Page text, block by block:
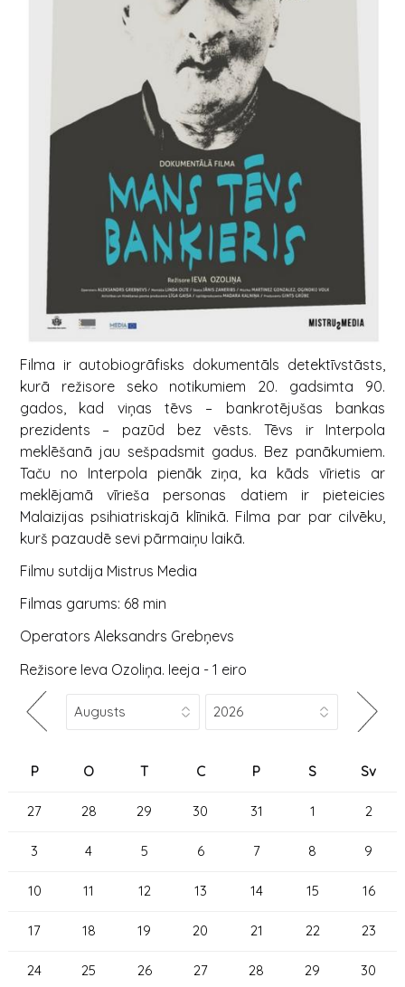
Filma ir autobiogrāfisks dokumentāls detektīvstāsts,
kurā režisore seko notikumiem 20. gadsimta 90.
gados, kad viņas tēvs – bankrotējušas bankas
prezidents – pazūd bez vēsts. Tēvs ir Interpola
meklēšanā jau sešpadsmit gadus. Bez panākumiem.
Taču no Interpola pienāk ziņa, ka kāds vīrietis ar
meklējamā vīrieša personas datiem ir pieteicies
Malaizijas psihiatriskajā klīnikā. Filma par par cilvēku,
kurš pazaudē sevi pārmaiņu laikā.
Filmu sutdija Mistrus Media
Filmas garums: 68 min
Operators Aleksandrs Grebņevs
Režisore Ieva Ozoliņa. Ieeja - 1 eiro
P O T C P S Sv
27 28 29 30 31 1 2
3 4 5 6 7 8 9
10 11 12 13 14 15 16
17 18 19 20 21 22 23
24 25 26 27 28 29 30